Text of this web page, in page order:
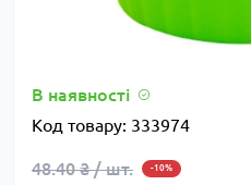
В наявності
Код товару: 333974
48.40 ₴ / шт. -10%